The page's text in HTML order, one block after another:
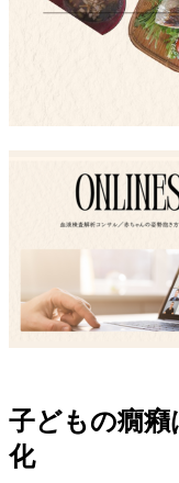
子どもの癇
化